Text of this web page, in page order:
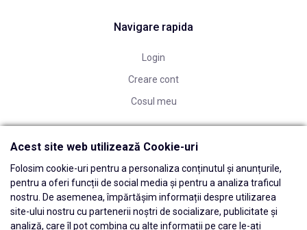
Navigare rapida
Login
Creare cont
Cosul meu
Acest site web utilizează Cookie-uri
Folosim cookie-uri pentru a personaliza conținutul și anunțurile,
pentru a oferi funcții de social media și pentru a analiza traficul
nostru. De asemenea, împărtășim informații despre utilizarea
site-ului nostru cu partenerii noștri de socializare, publicitate și
analiză, care îl pot combina cu alte informații pe care le-ați